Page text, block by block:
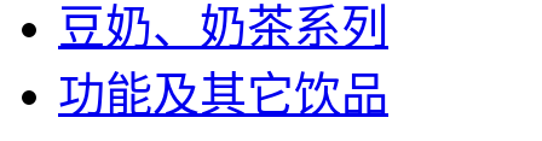
豆奶、奶茶系列
功能及其它饮品